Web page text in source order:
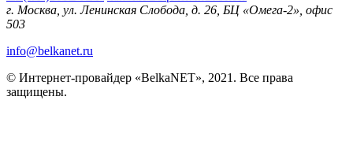
г. Москва, ул. Ленинская Слобода, д. 26, БЦ «Омега-2», офис
503
info@belkanet.ru
© Интернет-провайдер «BelkaNET», 2021. Все права
защищены.